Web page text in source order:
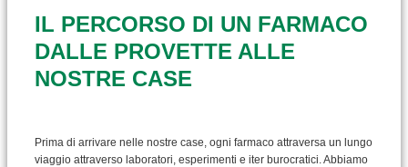
IL PERCORSO DI UN FARMACO
DALLE PROVETTE ALLE
NOSTRE CASE
Prima di arrivare nelle nostre case, ogni farmaco attraversa un lungo
viaggio attraverso laboratori, esperimenti e iter burocratici. Abbiamo